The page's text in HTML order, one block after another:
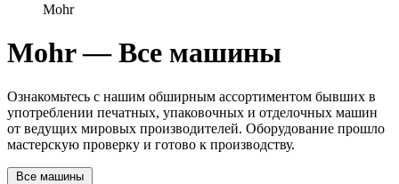
Mohr
Mohr — Все машины
Ознакомьтесь с нашим обширным ассортиментом бывших в
употреблении печатных, упаковочных и отделочных машин
от ведущих мировых производителей. Оборудование прошло
мастерскую проверку и готово к производству.
Все машины